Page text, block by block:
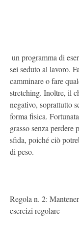
sei seduto al lavoro.
camminare o fare
stretching. Inoltre, il
negativo, soprattutto
forma fisica.
grasso senza perdere
sfida, poiché ciò
di peso.
Regola n. 2:
esercizi regolare